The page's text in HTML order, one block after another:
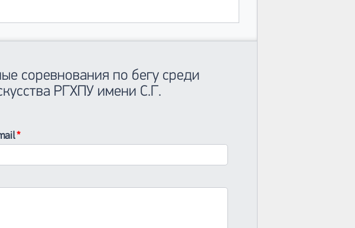
соревнования по бегу среди
РГХПУ имени С.Г.